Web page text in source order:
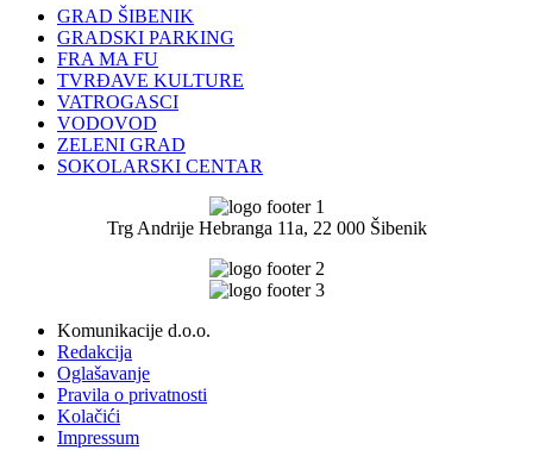
GRAD ŠIBENIK
GRADSKI PARKING
FRA MA FU
TVRĐAVE KULTURE
VATROGASCI
VODOVOD
ZELENI GRAD
SOKOLARSKI CENTAR
Trg Andrije Hebranga 11a, 22 000 Šibenik
Komunikacije d.o.o.
Redakcija
Oglašavanje
Pravila o privatnosti
Kolačići
Impressum